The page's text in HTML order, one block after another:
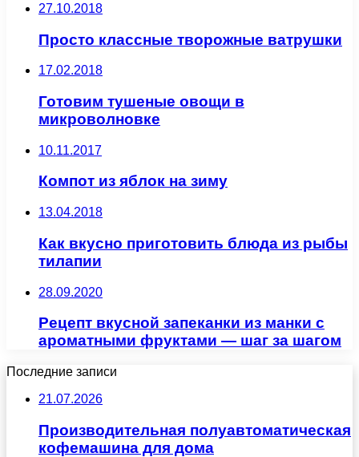
27.10.2018
Просто классные творожные ватрушки
17.02.2018
Готовим тушеные овощи в
микроволновке
10.11.2017
Компот из яблок на зиму
13.04.2018
Как вкусно приготовить блюда из рыбы
тилапии
28.09.2020
Рецепт вкусной запеканки из манки с
ароматными фруктами — шаг за шагом
Последние записи
21.07.2026
Производительная полуавтоматическая
кофемашина для дома